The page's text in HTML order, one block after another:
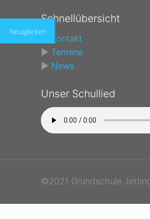
Schnellübersicht
Kontakt
► Termine
► News
Unser Schullied
©2021 Grundschule
Neuigkeiten